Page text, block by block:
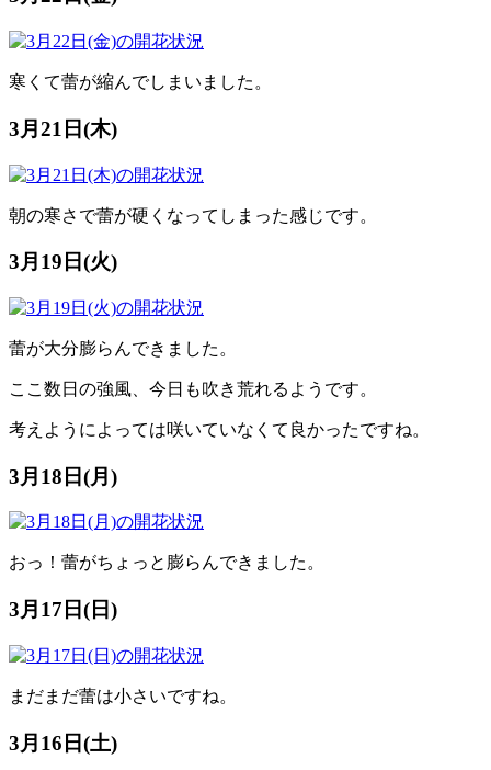
寒くて蕾が縮んでしまいました。
3月21日(木)
朝の寒さで蕾が硬くなってしまった感じです。
3月19日(火)
蕾が大分膨らんできました。
ここ数日の強風、今日も吹き荒れるようです。
考えようによっては咲いていなくて良かったですね。
3月18日(月)
おっ！蕾がちょっと膨らんできました。
3月17日(日)
まだまだ蕾は小さいですね。
3月16日(土)